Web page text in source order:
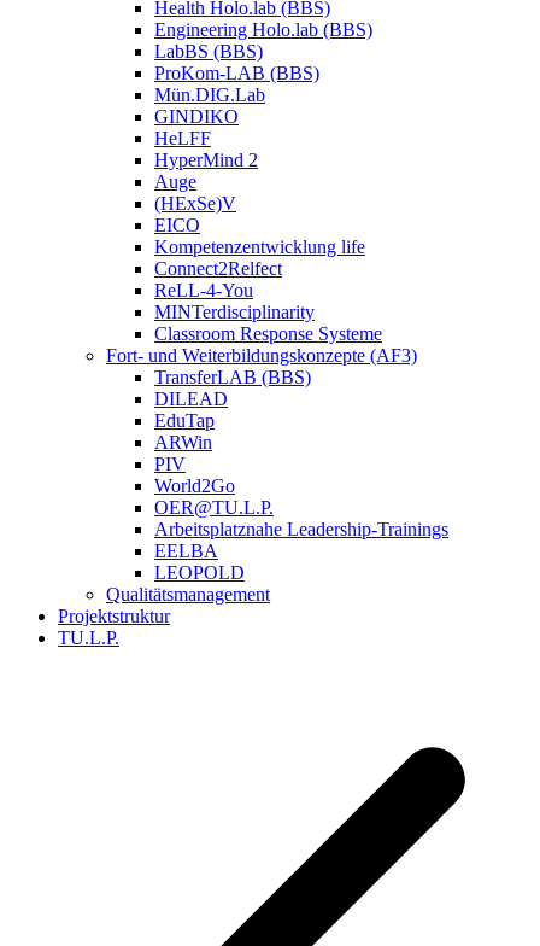
Health Holo.lab (BBS)
Engineering Holo.lab (BBS)
LabBS (BBS)
ProKom-LAB (BBS)
Mün.DIG.Lab
GINDIKO
HeLFF
HyperMind 2
Auge
(HExSe)V
EICO
Kompetenzentwicklung life
Connect2Relfect
ReLL-4-You
MINTerdisciplinarity
Classroom Response Systeme
Fort- und Weiterbildungskonzepte (AF3)
TransferLAB (BBS)
DILEAD
EduTap
ARWin
PIV
World2Go
OER@TU.L.P.
Arbeitsplatznahe Leadership-Trainings
EELBA
LEOPOLD
Qualitätsmanagement
Projektstruktur
TU.L.P.